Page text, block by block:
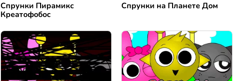
Спрунки Пирамикс
Креатофобос
Спрунки на Планете Дом